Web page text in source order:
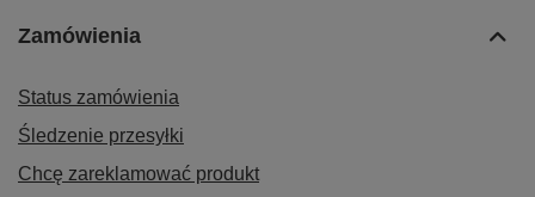
Zamówienia
Status zamówienia
Śledzenie przesyłki
Chcę zareklamować produkt